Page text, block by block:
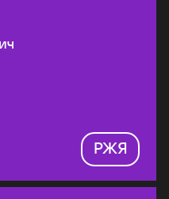
РЖЯ